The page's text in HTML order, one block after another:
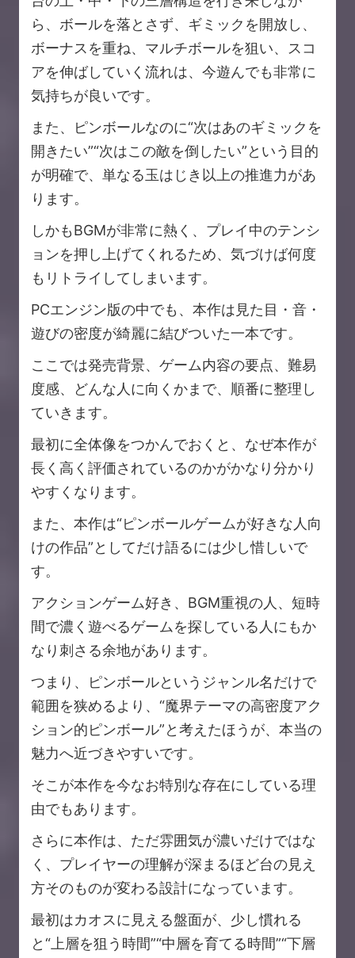
ら、ボールを落とさず、ギミックを開放し、
ボーナスを重ね、マルチボールを狙い、スコ
アを伸ばしていく流れは、今遊んでも非常に
気持ちが良いです。
また、ピンボールなのに“次はあのギミックを
開きたい”“次はこの敵を倒したい”という目的
が明確で、単なる玉はじき以上の推進力があ
ります。
しかもBGMが非常に熱く、プレイ中のテンシ
ョンを押し上げてくれるため、気づけば何度
もリトライしてしまいます。
PCエンジン版の中でも、本作は見た目・音・
遊びの密度が綺麗に結びついた一本です。
ここでは発売背景、ゲーム内容の要点、難易
度感、どんな人に向くかまで、順番に整理し
ていきます。
最初に全体像をつかんでおくと、なぜ本作が
長く高く評価されているのかがかなり分かり
やすくなります。
また、本作は“ピンボールゲームが好きな人向
けの作品”としてだけ語るには少し惜しいで
す。
アクションゲーム好き、BGM重視の人、短時
間で濃く遊べるゲームを探している人にもか
なり刺さる余地があります。
つまり、ピンボールというジャンル名だけで
範囲を狭めるより、“魔界テーマの高密度アク
ション的ピンボール”と考えたほうが、本当の
魅力へ近づきやすいです。
そこが本作を今なお特別な存在にしている理
由でもあります。
さらに本作は、ただ雰囲気が濃いだけではな
く、プレイヤーの理解が深まるほど台の見え
方そのものが変わる設計になっています。
最初はカオスに見える盤面が、少し慣れる
と“上層を狙う時間”“中層を育てる時間”“下層